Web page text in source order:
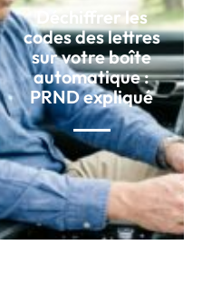
Déchiffrer les
codes des lettres
sur votre boîte
automatique :
PRND expliqué